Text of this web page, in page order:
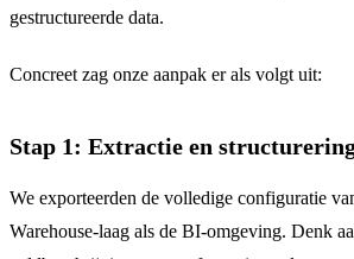
gestructureerde data.
Concreet zag onze aanpak er als volgt uit:
Stap 1: Extractie en
We exporteerden de volledige configuratie
Warehouse-laag als de BI-omgeving. Denk